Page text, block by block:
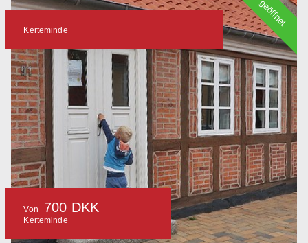
Kerteminde
Von 700 DKK
Kerteminde
geöffnet